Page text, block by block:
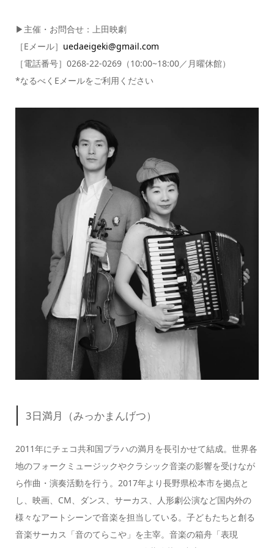
▶︎主催・お問合せ：上田映劇
［Eメール］ uedaeigeki@gmail.com
［電話番号］0268-22-0269（10:00~18:00／月曜休館）
*なるべくEメールをご利用ください
3日満月（みっかまんげつ）
2011年にチェコ共和国プラハの満月を長引かせて結成。世界各
地のフォークミュージックやクラシック音楽の影響を受けなが
ら作曲・演奏活動を行う。2017年より長野県松本市を拠点と
し、映画、CM、ダンス、サーカス、人形劇公演など国内外の
様々なアートシーンで音楽を担当している。子どもたちと創る
音楽サーカス「音のてらこや」を主宰。音楽の箱舟「表現